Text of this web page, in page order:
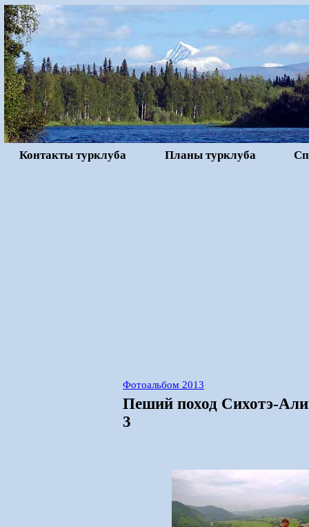
Контакты турклуба Планы турклуба
Фотоальбом 2013
Пеший поход Сихотэ-
3